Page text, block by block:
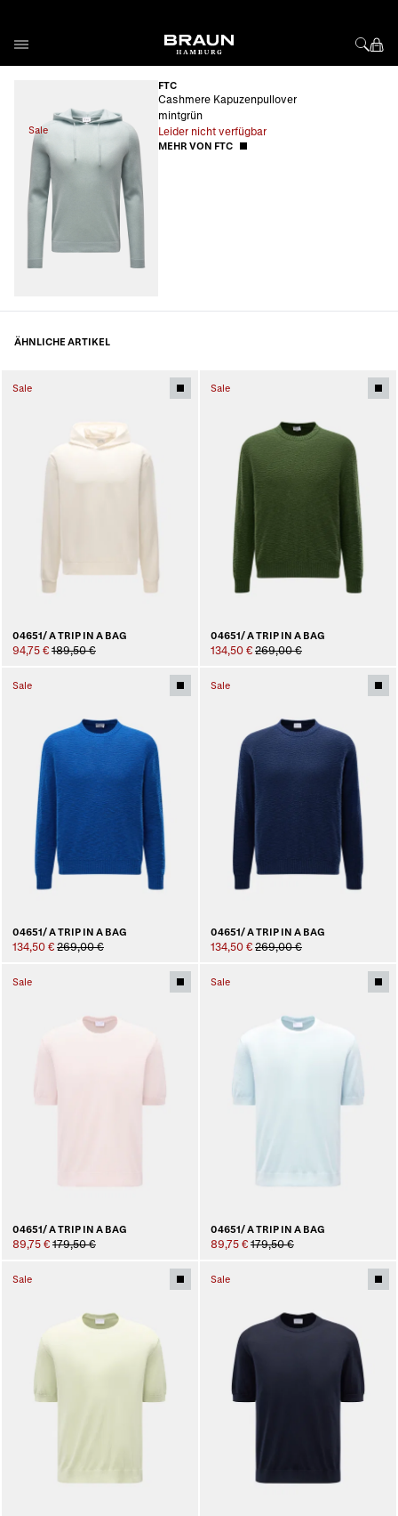
Sale
FTC
Cashmere Kapuzenpullover
mintgrün
Leider nicht verfügbar
MEHR VON FTC
ÄHNLICHE ARTIKEL
Sale
04651/ A TRIP IN A BAG
94,75 € 189,50 €
Sale
04651/ A TRIP IN A BAG
134,50 € 269,00 €
Sale
04651/ A TRIP IN A BAG
134,50 € 269,00 €
Sale
04651/ A TRIP IN A BAG
134,50 € 269,00 €
Sale
04651/ A TRIP IN A BAG
89,75 € 179,50 €
Sale
04651/ A TRIP IN A BAG
89,75 € 179,50 €
Sale Sale